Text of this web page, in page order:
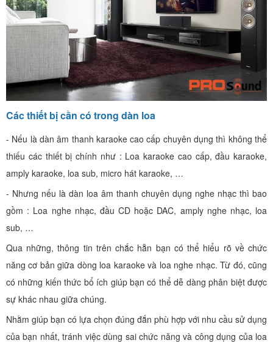
Các thiết bị cần có trong dàn loa
- Nếu là dàn âm thanh karaoke cao cấp chuyên dụng thì không thể
thiếu các thiết bị chính như : Loa karaoke cao cấp, đầu karaoke,
amply karaoke, loa sub, micro hát karaoke, …
- Nhưng nếu là dàn loa âm thanh chuyên dụng nghe nhạc thì bao
gồm : Loa nghe nhạc, đầu CD hoặc DAC, amply nghe nhạc, loa
sub, …
Qua những, thông tin trên chắc hẵn bạn có thể hiểu rõ về chức
năng cơ bản giữa dòng loa karaoke và loa nghe nhạc. Từ đó, cũng
có những kiến thức bổ ích giúp bạn có thể dễ dàng phân biệt được
sự khác nhau giữa chúng.
Nhằm giúp bạn có lựa chọn đúng đắn phù hợp với nhu cầu sử dụng
của bạn nhất, tránh việc dùng sai chức năng và công dụng của loa